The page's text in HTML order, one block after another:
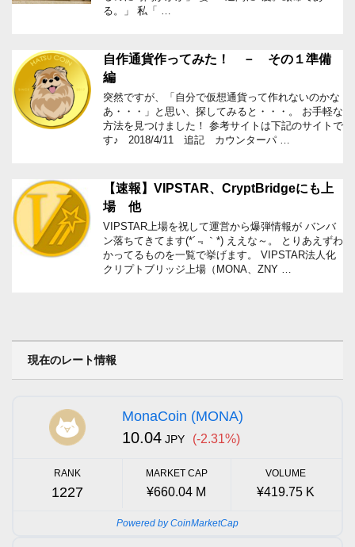
る。」 私「 …
自作通貨作ってみた！ － その１準備
編
突然ですが、「自分で仮想通貨って作れないのかな
あ・・・」と思い、探してみると・・・。 お手軽な
方法を見つけました！ 参考サイトは下記のサイトで
す♪ 2018/4/11 追記 カウンターパ …
【速報】VIPSTAR、CryptBridgeにも上
場 他
VIPSTAR上場を祝して運営から爆弾情報が バンバ
ン落ちてきてます(*´﹃｀*) ええな～。 とりあえずわ
かってるものを一覧で挙げます。 VIPSTAR法人化
クリプトブリッジ上場（MONA、ZNY …
現在のレート情報
MonaCoin (MONA)
10.04 JPY (-2.31%)
RANK
1227
MARKET CAP
¥660.04 M
VOLUME
¥419.75 K
Powered by CoinMarketCap